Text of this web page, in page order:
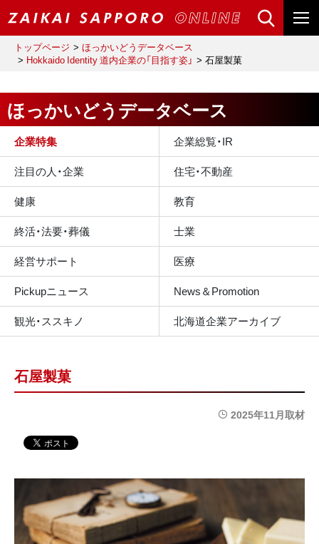
トップページ
ほっかいどうデータベース
Hokkaido Identity 道内企業の「目指す姿」
石屋製菓
ほっかいどうデータベース
企業特集
企業総覧・IR
注目の人・企業
住宅・不動産
健康
教育
終活・法要・葬儀
士業
経営サポート
医療
Pickupニュース
News＆Promotion
観光・ススキノ
北海道企業アーカイブ
石屋製菓
2025年11月取材